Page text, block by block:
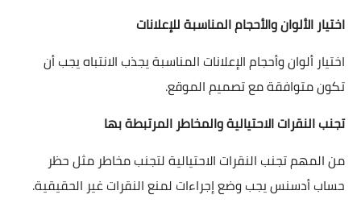
اختيار الألوان والأحجام المناسبة للإعلانات
اختيار ألوان وأحجام الإعلانات المناسبة يجذب الانتباه يجب أن
تكون متوافقة مع تصميم الموقع.
تجنب النقرات الاحتيالية والمخاطر المرتبطة بها
من المهم تجنب النقرات الاحتيالية لتجنب مخاطر مثل حظر
حساب أدسنس يجب وضع إجراءات لمنع النقرات غير الحقيقية.